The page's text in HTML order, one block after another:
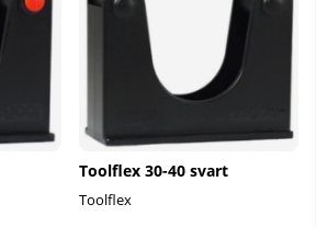
Toolflex 30-40 svart
Toolflex